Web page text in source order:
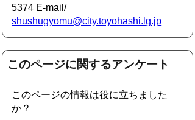
5374 E-mail/
shushugyomu@city.toyohashi.lg.jp
このページに関するアンケート
このページの情報は役に立ちました
か？